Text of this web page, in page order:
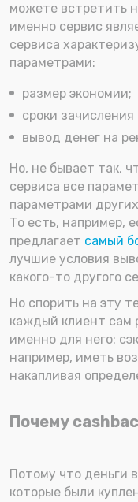
можете встретить
именно сервис
сервиса
параметрами:
размер экономии;
сроки зачисления
вывод денег на
Но, не бывает так,
сервиса все
параметрами
То есть, например,
предлагает самый
лучшие условия
какого-то другого
Но спорить на эту
каждый клиент сам
именно для него:
например, иметь
накапливая
Почему
Потому что деньги
которые были